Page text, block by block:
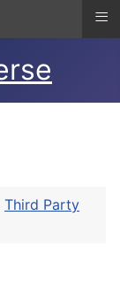
Third Party
≡